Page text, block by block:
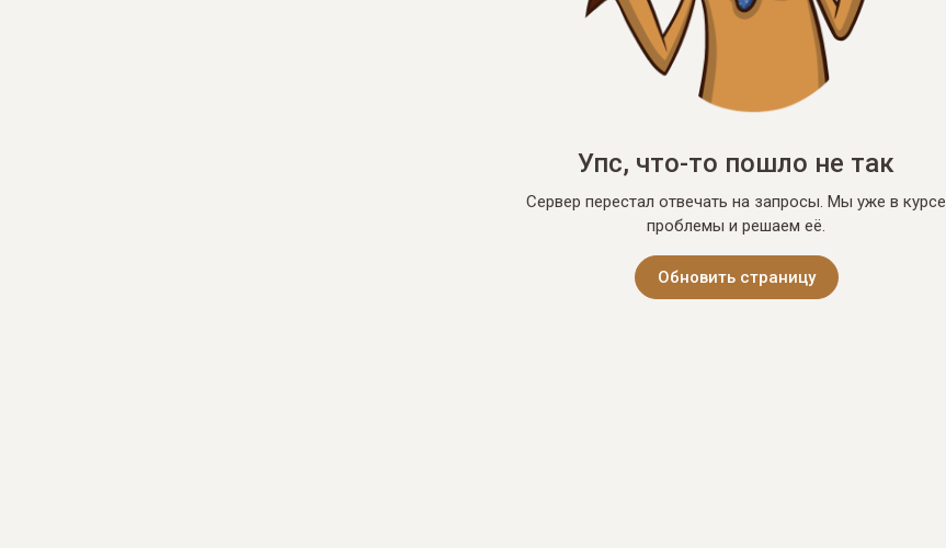
Упс, что-то пошло не так
Сервер перестал отвечать на запросы. Мы уже в курсе
проблемы и решаем её.
Обновить страницу